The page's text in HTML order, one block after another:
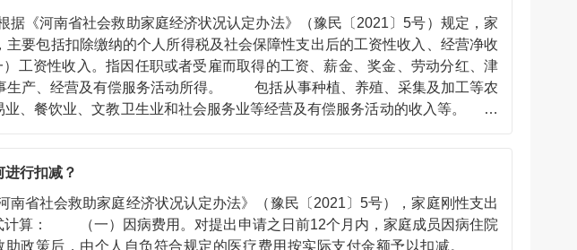
河南省社会救助家庭经济状况认定办法》（豫民〔2021〕5号）规定，家
要包括扣除缴纳的个人所得税及社会保障性支出后的工资性收入、经营净收
性收入。指因任职或者受雇而取得的工资、薪金、奖金、劳动分红、津
产、经营及有偿服务活动所得。 包括从事种植、养殖、采集及加工等农
业、餐饮业、文教卫生业和社会服务业等经营及有偿服务活动的收入等。
关企事业单位、社会组织对居民的各种经常性转移支付和居民之间的经常性
偿收入、接受遗产收入、接受捐赠（赠送）收入等；转移性支出指居民对国
保障支出、赡养支出以及其他经常转移支出等。 （五）应当计入家庭收入
按照规定享受的抚恤金、补助金、优待金、立功荣誉金、护理费等；新
进行扣减？
社会救助家庭经济状况认定办法》（豫民〔2021〕5号），家庭刚性支出
计算： （一）因病费用。对提出申请之日前12个月内，家庭成员因病住院
助政策后，由个人自负符合规定的医疗费用按实际支付金额予以扣减。